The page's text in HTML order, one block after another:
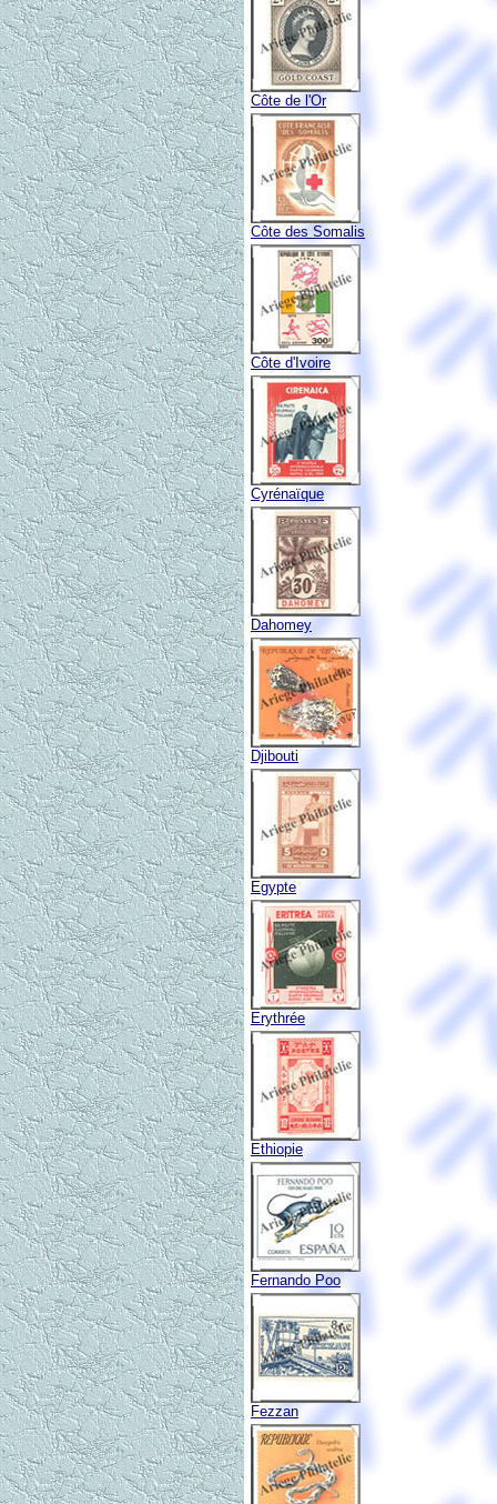
Côte de l'Or
Côte des Somalis
Côte d'Ivoire
Cyrénaïque
Dahomey
Djibouti
Egypte
Erythrée
Ethiopie
Fernando Poo
Fezzan